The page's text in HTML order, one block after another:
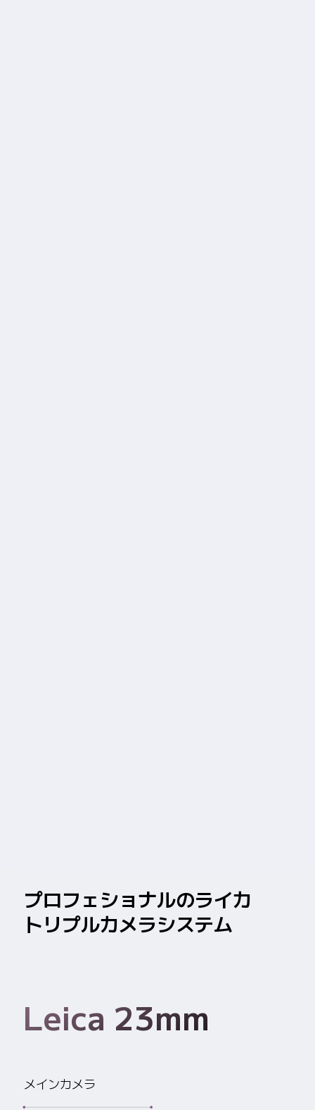
プロフェショナルのライカ
トリプルカメラシステム
Leica 23mm
メインカメラ